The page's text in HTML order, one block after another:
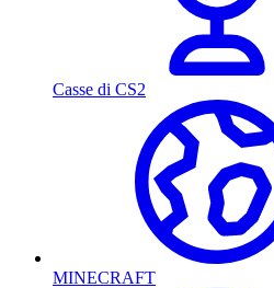
Casse di CS2
MINECRAFT